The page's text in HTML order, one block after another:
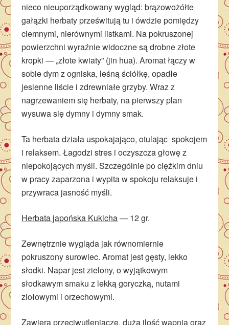
nieco nieuporządkowany wygląd: brązowożółte
gałązki herbaty prześwitują tu i ówdzie pomiędzy
ciemnymi, nierównymi listkami. Na pokruszonej
powierzchni wyraźnie widoczne są drobne złote
kropki — „złote kwiaty” (jin hua). Aromat łączy w
sobie dym z ogniska, leśną ściółkę, opadłe
jesienne liście i zdrewniałe grzyby. Wraz z
nagrzewaniem się herbaty, na pierwszy plan
wysuwa się dymny i dymny smak.
Ta herbata działa uspokajająco, otulając spokojem
i relaksem. Łagodzi stres i oczyszcza głowę z
niepokojących myśli. Szczególnie po ciężkim dniu
w pracy zaparzona i wypita w spokoju relaksuje i
przywraca jasność myśli.
Herbata japońska Kukicha— 12 gr.
Zewnętrznie wygląda jak równomiernie
pokruszony surowiec. Aromat jest gęsty, lekko
słodki. Napar jest zielony, o wyjątkowym
słodkawym smaku z lekką goryczką, nutami
ziołowymi i orzechowymi.
Zawiera przeciwutleniacze, dużą ilość wapnia oraz